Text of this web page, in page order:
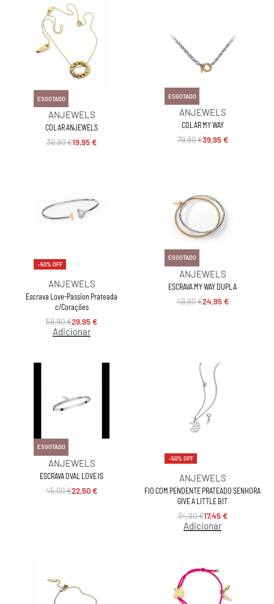
-50% OFF
ESGOTADO
ANJEWELS
COLAR ANJEWELS
39,90€19,95€
ESGOTADO
ANJEWELS
COLAR MY WAY
79,90€39,95€
-50% OFF
ANJEWELS
Escrava Love-Passion Prateada
c/Corações
59,90€29,95€
Adicionar
-50% OFF
ESGOTADO
ANJEWELS
ESCRAVA MY WAY DUPLA
49,90€24,95€
-50% OFF
ESGOTADO
ANJEWELS
ESCRAVA OVAL LOVE IS
45,00€22,50€
-50% OFF
ANJEWELS
FIO COM PENDENTE PRATEADO SENHORA
GIVE A LITTLE BIT
34,90€17,45€
Adicionar